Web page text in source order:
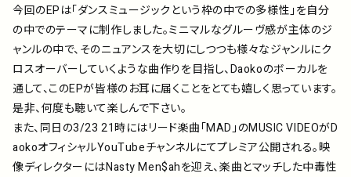
今回のEPは「ダンスミュージックという枠の中での多様性」を自分
の中でのテーマに制作しました。ミニマルなグルーヴ感が主体のジ
ャンルの中で、そのニュアンスを大切にしつつも様々なジャンルにク
ロスオーバーしていくような曲作りを目指し、Daokoのボーカルを
通して、このEPが皆様のお耳に届くことをとても嬉しく思っています。
是非、何度も聴いて楽しんで下さい。
また、同日の3/23 21時にはリード楽曲「MAD」のMUSIC VIDEOがD
aokoオフィシャルYouTubeチャンネルにてプレミア公開される。映
像ディレクターにはNasty Men$ahを迎え、楽曲とマッチした中毒性